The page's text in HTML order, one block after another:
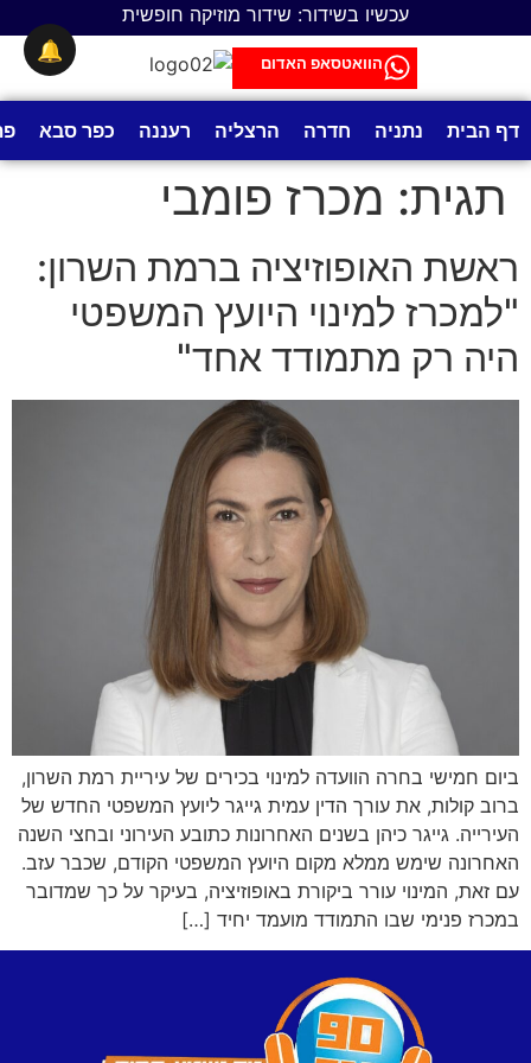
עכשיו בשידור: שידור מוזיקה חופשית
הוואטסאפ האדום
דף הבית נתניה חדרה הרצליה רעננה כפר סבא
תגית: מכרז פומבי
ראשת האופוזיציה ברמת השרון:
"למכרז למינוי היועץ המשפטי
היה רק מתמודד אחד"
ביום חמישי בחרה הוועדה למינוי בכירים של עיריית רמת השרון,
ברוב קולות, את עורך הדין עמית גייגר ליועץ המשפטי החדש של
העירייה. גייגר כיהן בשנים האחרונות כתובע העירוני ובחצי השנה
האחרונה שימש ממלא מקום היועץ המשפטי הקודם, שכבר עזב.
עם זאת, המינוי עורר ביקורת באופוזיציה, בעיקר על כך שמדובר
במכרז פנימי שבו התמודד מועמד יחיד […]
🔔